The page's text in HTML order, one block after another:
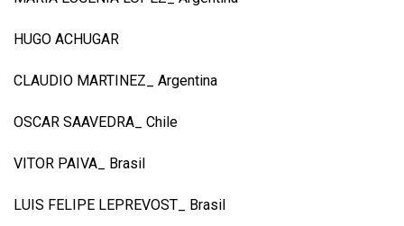
HUGO ACHUGAR
CLAUDIO MARTINEZ_ Argentina
OSCAR SAAVEDRA_ Chile
VITOR PAIVA_ Brasil
LUIS FELIPE LEPREVOST_ Brasil